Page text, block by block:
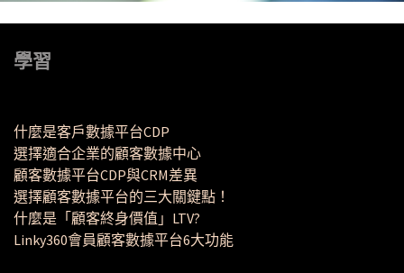
學習
什麼是客戶數據平台CDP
選擇適合企業的顧客數據中心
顧客數據平台CDP與CRM差異
選擇顧客數據平台的三大關鍵點！
什麼是「顧客終身價值」LTV?
Linky360會員顧客數據平台6大功能